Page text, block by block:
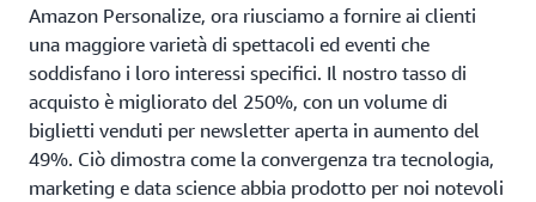
Amazon Personalize, ora riusciamo a fornire ai clienti
una maggiore varietà di spettacoli ed eventi che
soddisfano i loro interessi specifici. Il nostro tasso di
acquisto è migliorato del 250%, con un volume di
biglietti venduti per newsletter aperta in aumento del
49%. Ciò dimostra come la convergenza tra tecnologia,
marketing e data science abbia prodotto per noi notevoli